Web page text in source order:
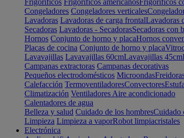
Frigoríficos Frigoríficos americanosFrigoríficos
Congeladores Congeladores verticales
Lavadoras Lavadoras de carga frontalLavadoras
Secadoras Lavadoras - SecadorasSecadoras con
Hornos Conjunto de horno y placaHornos
Placas de cocina Conjunto de horno y placa
Lavavajillas Lavavajillas 60cmLavavajillas 45cm
Campanas extractoras Campanas decorativas
Pequeños electrodomésticos Microondas
Calefacción TermoventiladoresConvectores
Climatización Ventiladores Aire acondicionado
Calentadores de agua
Belleza y salud Cuidado de los hombresCuidado
Limpieza Limpieza a vaporRobot limpiacristales
Electrónica